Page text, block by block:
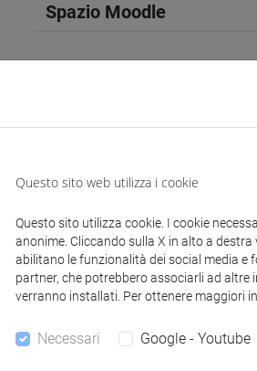
Spazio Moodle
OLIVI Marco- 30h Lezione
Materiali didattici
Questo sito web utilizza i cookie
Questo sito utilizza cookie. I cookie
anonime. Cliccando sulla X in alto a
abilitano le funzionalità dei social media
partner, che potrebbero associarli ad altre
verranno installati. Per ottenere maggiori
Necessari Google - Youtube